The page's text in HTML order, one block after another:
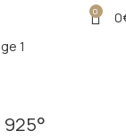
0 0
925°